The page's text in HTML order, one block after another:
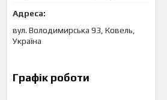
вул. Володимирська 93, Ковель,
Україна
Графік роботи